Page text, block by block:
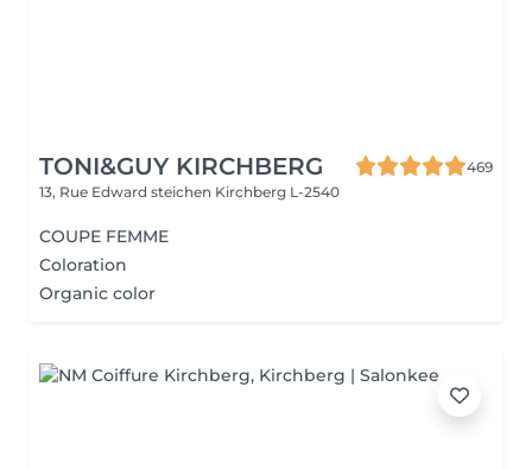
TONI&GUY KIRCHBERG
469
13, Rue Edward steichen Kirchberg L-2540
COUPE FEMME
Coloration
Organic color